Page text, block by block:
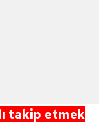
takip etmek